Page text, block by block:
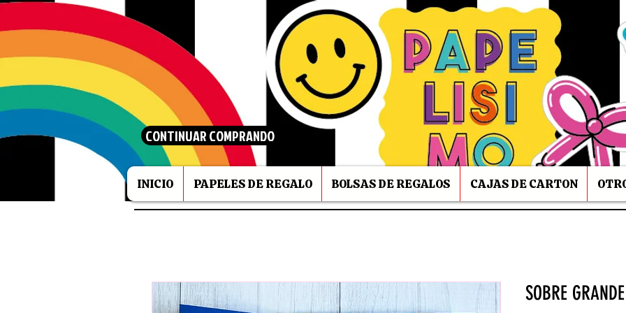
INICIO PAPELES DE REGALO BOLSAS DE REGALOS CAJAS DE CARTON
CONTINUAR COMPRANDO
SOBRE